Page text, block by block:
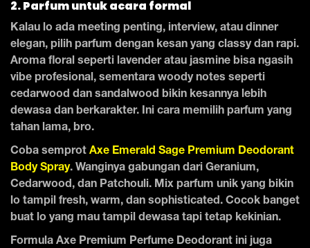
2. Parfum untuk acara formal
Kalau lo ada meeting penting, interview, atau dinner
elegan, pilih parfum dengan kesan yang classy dan rapi.
Aroma floral seperti lavender atau jasmine bisa ngasih
vibe profesional, sementara woody notes seperti
cedarwood dan sandalwood bikin kesannya lebih
dewasa dan berkarakter. Ini cara memilih parfum yang
tahan lama, bro.
Coba semprot Axe Emerald Sage Premium Deodorant
Body Spray. Wanginya gabungan dari Geranium,
Cedarwood, dan Patchouli. Mix parfum unik yang bikin
lo tampil fresh, warm, dan sophisticated. Cocok banget
buat lo yang mau tampil dewasa tapi tetap kekinian.
Formula Axe Premium Perfume Deodorant ini juga